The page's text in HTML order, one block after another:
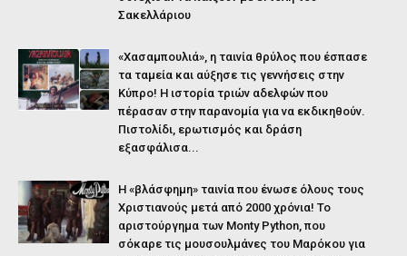
Σακελλάριου
«Χασαμπουλιά», η ταινία θρύλος που έσπασε
τα ταμεία και αύξησε τις γεννήσεις στην
Κύπρο! Η ιστορία τριών αδελφών που
πέρασαν στην παρανομία για να εκδικηθούν.
Πιστολίδι, ερωτισμός και δράση
εξασφάλισα...
Η «βλάσφημη» ταινία που ένωσε όλους τους
Χριστιανούς μετά από 2000 χρόνια! Το
αριστούργημα των Monty Python, που
σόκαρε τις μουσουλμάνες του Μαρόκου για